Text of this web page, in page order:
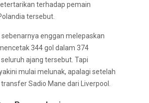
terhadap pemain
tersebut.
sebenarnya enggan melepaskan
344 gol dalam 374
ajang tersebut. Tapi
mulai melunak, apalagi setelah
Sadio Mane dari Liverpool.